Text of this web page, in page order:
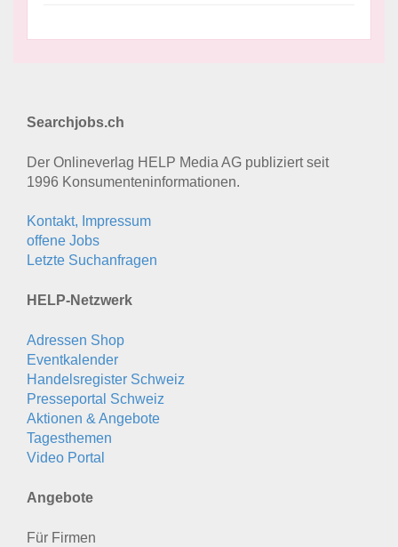
Searchjobs.ch
Der Onlineverlag HELP Media AG publiziert seit
1996 Konsumenten­informationen.
Kontakt, Impressum
offene Jobs
Letzte Suchanfragen
HELP-Netzwerk
Adressen Shop
Eventkalender
Handelsregister Schweiz
Presseportal Schweiz
Aktionen & Angebote
Tagesthemen
Video Portal
Angebote
Für Firmen